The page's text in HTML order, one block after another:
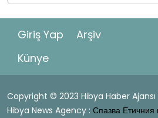
Giriş Yap
Arşiv
Künye
Copyright © 2023 Hibya Haber Ajansı
Hibya News Agency : Спазва Етичния